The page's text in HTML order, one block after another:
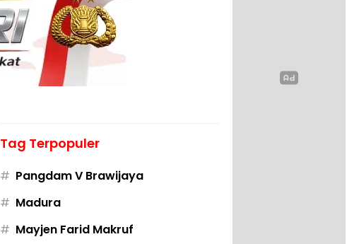
Tag Terpopuler
# Pangdam V Brawijaya
# Madura
# Mayjen Farid Makruf